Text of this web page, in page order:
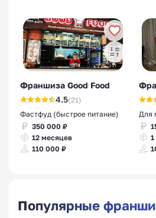
Франшиза Good Food
4.5(21)
Фастфуд (быстрое питание)
350 000 ₽
12 месяцев
110 000 ₽
Для
Популярные